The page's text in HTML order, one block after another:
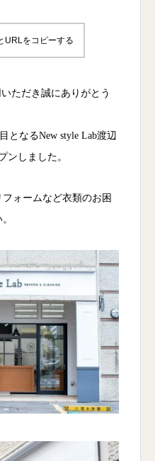
URLをコピーする
ただき誠にありがとう
となるNew style Lab渡辺
ンしました。
ォームなど衣類のお困